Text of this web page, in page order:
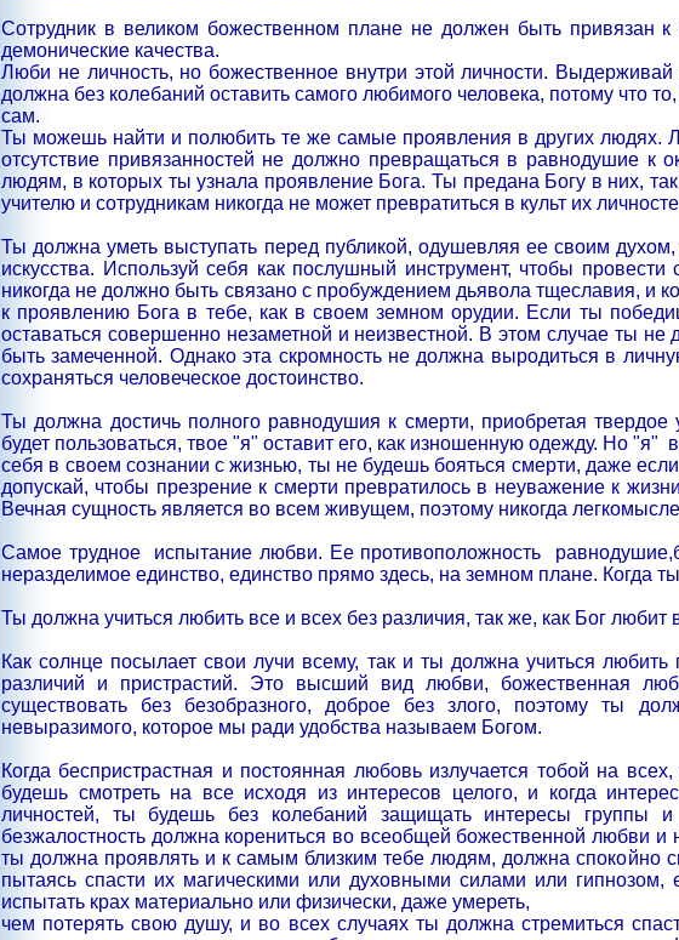
Сотрудник в великом божественном плане не должен быть привязан
демонические качества.
Люби не личность, но божественное внутри этой личности.
должна без колебаний оставить самого любимого человека, потому что
сам.
Ты можешь найти и полюбить те же самые проявления в других людях.
отсутствие привязанностей не должно превращаться в
людям, в которых ты узнала проявление Бога. Ты предана Богу в них,
учителю и сотрудникам никогда не может превратиться в культ их
Ты должна уметь выступать перед публикой, одушевляя ее своим
искусства. Используй себя как послушный инструмент, чтобы
никогда не должно быть связано с пробуждением дьявола тщеславия, и
к проявлению Бога в тебе, как в своем земном орудии. Если ты
оставаться совершенно незаметной и неизвестной. В этом случае ты
быть замеченной. Однако эта скромность не должна выродиться в
сохраняться человеческое достоинство.
Ты должна достичь полного равнодушия к смерти, приобретая
будет пользоваться, твое "я" оставит его, как изношенную одежду. Но "я"
себя в своем сознании с жизнью, ты не будешь бояться смерти, даже
допускай, чтобы презрение к смерти превратилось в неуважение к
Вечная сущность является во всем живущем, поэтому никогда
Самое трудное испытание любви. Ее противоположность
неразделимое единство, единство прямо здесь, на земном плане. Когда
Ты должна учиться любить все и всех без различия, так же, как Бог любит
Как солнце посылает свои лучи всему, так и ты должна учиться
различий и пристрастий. Это высший вид любви, божественная
существовать без безобразного, доброе без злого, поэтому ты
невыразимого, которое мы ради удобства называем Богом.
Когда беспристрастная и постоянная любовь излучается тобой на
будешь смотреть на все исходя из интересов целого, и когда
личностей, ты будешь без колебаний защищать интересы группы
безжалостность должна корениться во всеобщей божественной любви и
ты должна проявлять и к самым близким тебе людям, должна спокойно
пытаясь спасти их магическими или духовными силами или
испытать крах материально или физически, даже умереть,
чем потерять свою душу, и во всех случаях ты должна стремиться